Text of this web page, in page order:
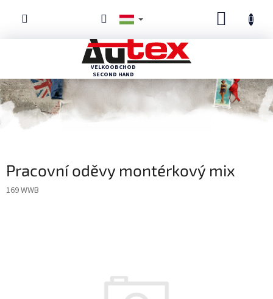
KOSÁR
Pracovní oděvy montérkový mix
169 WWB